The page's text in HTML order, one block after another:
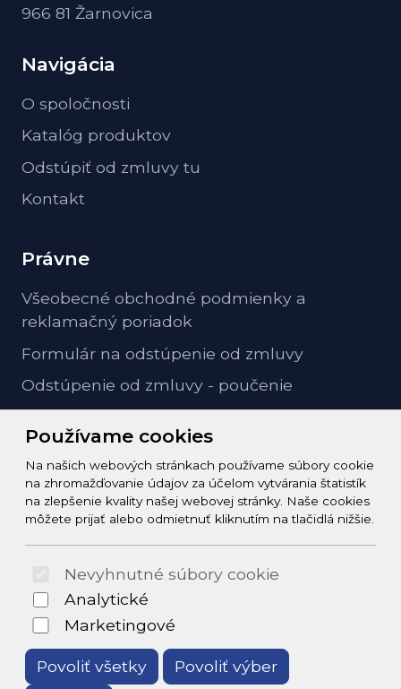
Používame cookies
Na našich webových stránkach používame súbory cookie
na zhromažďovanie údajov za účelom vytvárania štatistík
na zlepšenie kvality našej webovej stránky. Naše cookies
môžete prijať alebo odmietnuť kliknutím na tlačidlá nižšie.
Nevyhnutné súbory cookie
Analytické
Marketingové
Povoliť všetky Povoliť výber
966 81 Žarnovica
Navigácia
O spoločnosti
Katalóg produktov
Odstúpiť od zmluvy tu
Kontakt
Právne
Všeobecné obchodné podmienky a
reklamačný poriadok
Formulár na odstúpenie od zmluvy
Odstúpenie od zmluvy - poučenie
Kontakt
info@zeleziarstvo-majster.sk
+421456812908
© 2026 Arrabella s.r.o., mayabella s.r.o., Všetky práva